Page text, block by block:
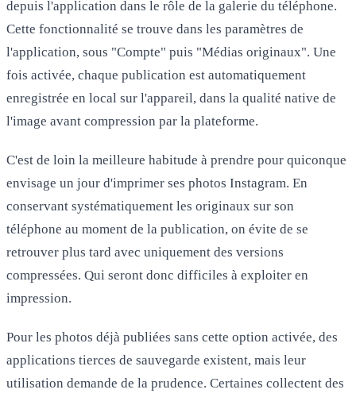
depuis l'application dans le rôle de la galerie du téléphone.
Cette fonctionnalité se trouve dans les paramètres de
l'application, sous "Compte" puis "Médias originaux". Une
fois activée, chaque publication est automatiquement
enregistrée en local sur l'appareil, dans la qualité native de
l'image avant compression par la plateforme.
C'est de loin la meilleure habitude à prendre pour quiconque
envisage un jour d'imprimer ses photos Instagram. En
conservant systématiquement les originaux sur son
téléphone au moment de la publication, on évite de se
retrouver plus tard avec uniquement des versions
compressées. Qui seront donc difficiles à exploiter en
impression.
Pour les photos déjà publiées sans cette option activée, des
applications tierces de sauvegarde existent, mais leur
utilisation demande de la prudence. Certaines collectent des